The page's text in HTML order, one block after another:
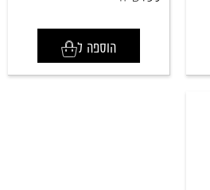
הוספה ל